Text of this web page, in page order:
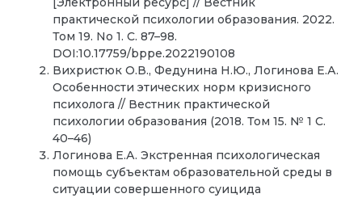
практической психологии образования. 2022.
Том 19. No 1. C. 87–98.
DOI:10.17759/bppe.2022190108
Вихристюк О.В., Федунина Н.Ю., Логинова Е.А.
Особенности этических норм кризисного
психолога // Вестник практической
психологии образования (2018. Том 15. № 1 С.
40–46)
Логинова Е.А. Экстренная психологическая
помощь субъектам образовательной среды в
ситуации совершенного суицида